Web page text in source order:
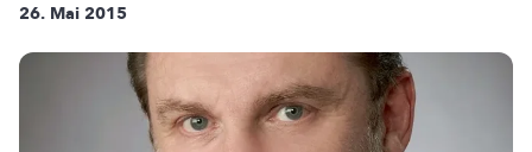
26. Mai 2015